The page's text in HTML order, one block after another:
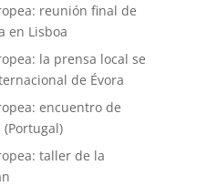
reunión final de
en Lisboa
la prensa local se
de Évora
encuentro de
taller de la